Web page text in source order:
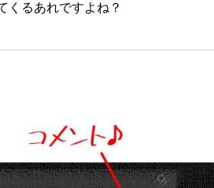
くるあれですよね？